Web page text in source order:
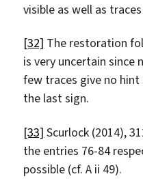
visible as well as
[32] The restoration
is very uncertain since
few traces give no
the last sign.
[33] Scurlock (2014),
the entries 76-84
possible (cf. A ii 49).